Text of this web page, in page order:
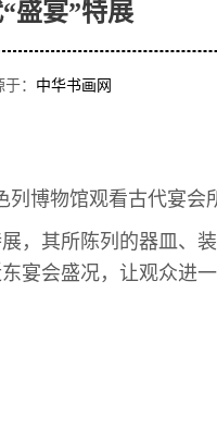
盛宴”特展
： 中华书画网
博物馆观看古代宴会
其所陈列的器皿、
宴会盛况，让观众进